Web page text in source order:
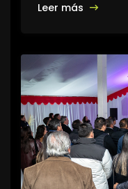
Leer más